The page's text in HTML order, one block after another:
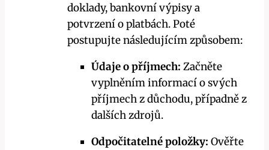
doklady, bankovní výpisy a
potvrzení o platbách. Poté
postupujte následujícím způsobem:
Údaje o příjmech: Začněte
vyplněním informací o svých
příjmech z důchodu, případně z
dalších zdrojů.
Odpočitatelné položky: Ověřte